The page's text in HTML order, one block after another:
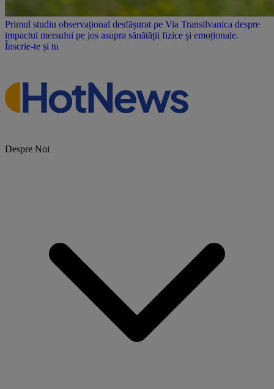
Primul studiu observațional desfășurat pe Via Transilvanica despre
impactul mersului pe jos asupra sănătății fizice și emoționale.
Înscrie-te și tu
Despre Noi